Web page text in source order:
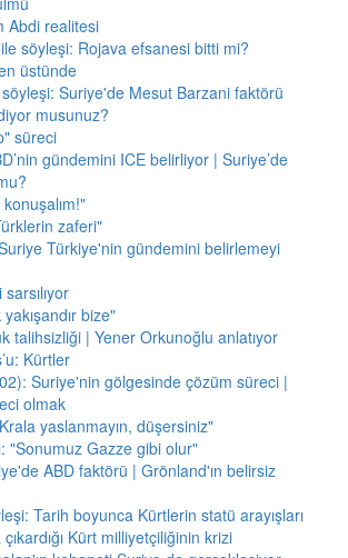
Abdi realitesi
söyleşi: Rojava efsanesi bitti mi?
üstünde
Suriye'de Mesut Barzani faktörü
musunuz?
süreci
gündemini ICE belirliyor | Suriye’de
zaferi"
Türkiye'nin gündemini belirlemeyi
bize"
talihsizliği | Yener Orkunoğlu anlatıyor
Kürtler
Suriye'nin gölgesinde çözüm süreci |
olmak
yaslanmayın, düşersiniz"
"Sonumuz Gazze gibi olur"
ABD faktörü | Grönland'ın belirsiz
Tarih boyunca Kürtlerin statü arayışları
Kürt milliyetçiliğinin krizi